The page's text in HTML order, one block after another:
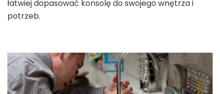
łatwiej dopasować konsolę do swojego wnętrza i
potrzeb.